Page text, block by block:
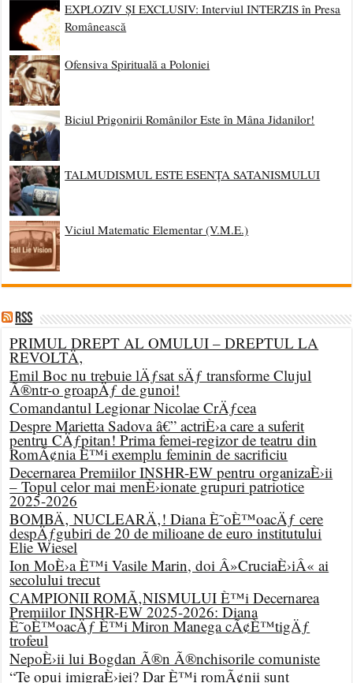
EXPLOZIV ȘI EXCLUSIV: Interviul INTERZIS în Presa
Românească
Ofensiva Spirituală a Poloniei
Biciul Prigonirii Românilor Este în Mâna Jidanilor!
TALMUDISMUL ESTE ESENȚA SATANISMULUI
Viciul Matematic Elementar (V.M.E.)
RSS
PRIMUL DREPT AL OMULUI – DREPTUL LA
REVOLTÄ‚
Emil Boc nu trebuie lÄƒsat sÄƒ transforme Clujul
Ã®ntr-o groapÄƒ de gunoi!
Comandantul Legionar Nicolae CrÄƒcea
Despre Marietta Sadova â€” actriÈ›a care a suferit
pentru CÄƒpitan! Prima femei-regizor de teatru din
RomÃ¢nia È™i exemplu feminin de sacrificiu
Decernarea Premiilor INSHR-EW pentru organizaÈ›ii
– Topul celor mai menÈ›ionate grupuri patriotice
2025-2026
BOMBÄ‚ NUCLEARÄ‚! Diana È˜oÈ™oacÄƒ cere
despÄƒgubiri de 20 de milioane de euro institutului
Elie Wiesel
Ion MoÈ›a È™i Vasile Marin, doi Â»CruciaÈ›iÂ« ai
secolului trecut
CAMPIONII ROMÃ‚NISMULUI È™i Decernarea
Premiilor INSHR-EW 2025-2026: Diana
È˜oÈ™oacÄƒ È™i Miron Manega cÃ¢È™tigÄƒ
trofeul
NepoÈ›ii lui Bogdan Ã®n Ã®nchisorile comuniste
“Te opui imigraÈ›iei? Dar È™i romÃ¢nii sunt